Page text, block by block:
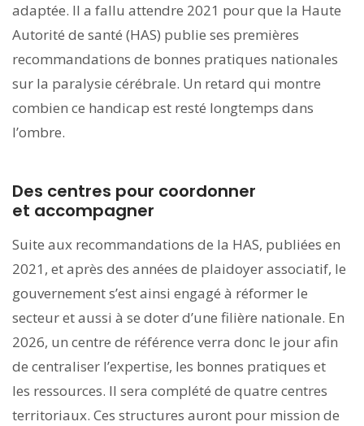
adaptée. Il a fallu attendre 2021 pour que la Haute
Autorité de santé (HAS) publie ses premières
recommandations de bonnes pratiques nationales
sur la paralysie cérébrale. Un retard qui montre
combien ce handicap est resté longtemps dans
l’ombre.
Des centres pour coordonner
et accompagner
Suite aux recommandations de la HAS, publiées en
2021, et après des années de plaidoyer associatif, le
gouvernement s’est ainsi engagé à réformer le
secteur et aussi à se doter d’une filière nationale. En
2026, un centre de référence verra donc le jour afin
de centraliser l’expertise, les bonnes pratiques et
les ressources. Il sera complété de quatre centres
territoriaux. Ces structures auront pour mission de